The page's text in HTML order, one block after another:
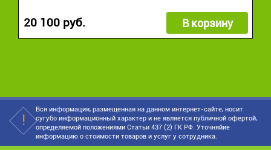
20 100 руб. В корзину
Вся информация, размещенная на данном интернет-сайте, носит
сугубо информационный характер и не является публичной офертой,
определяемой положениями Статьи 437 (2) ГК РФ. Уточняйие
информацию о стоимости товаров и услуг у сотрудника.